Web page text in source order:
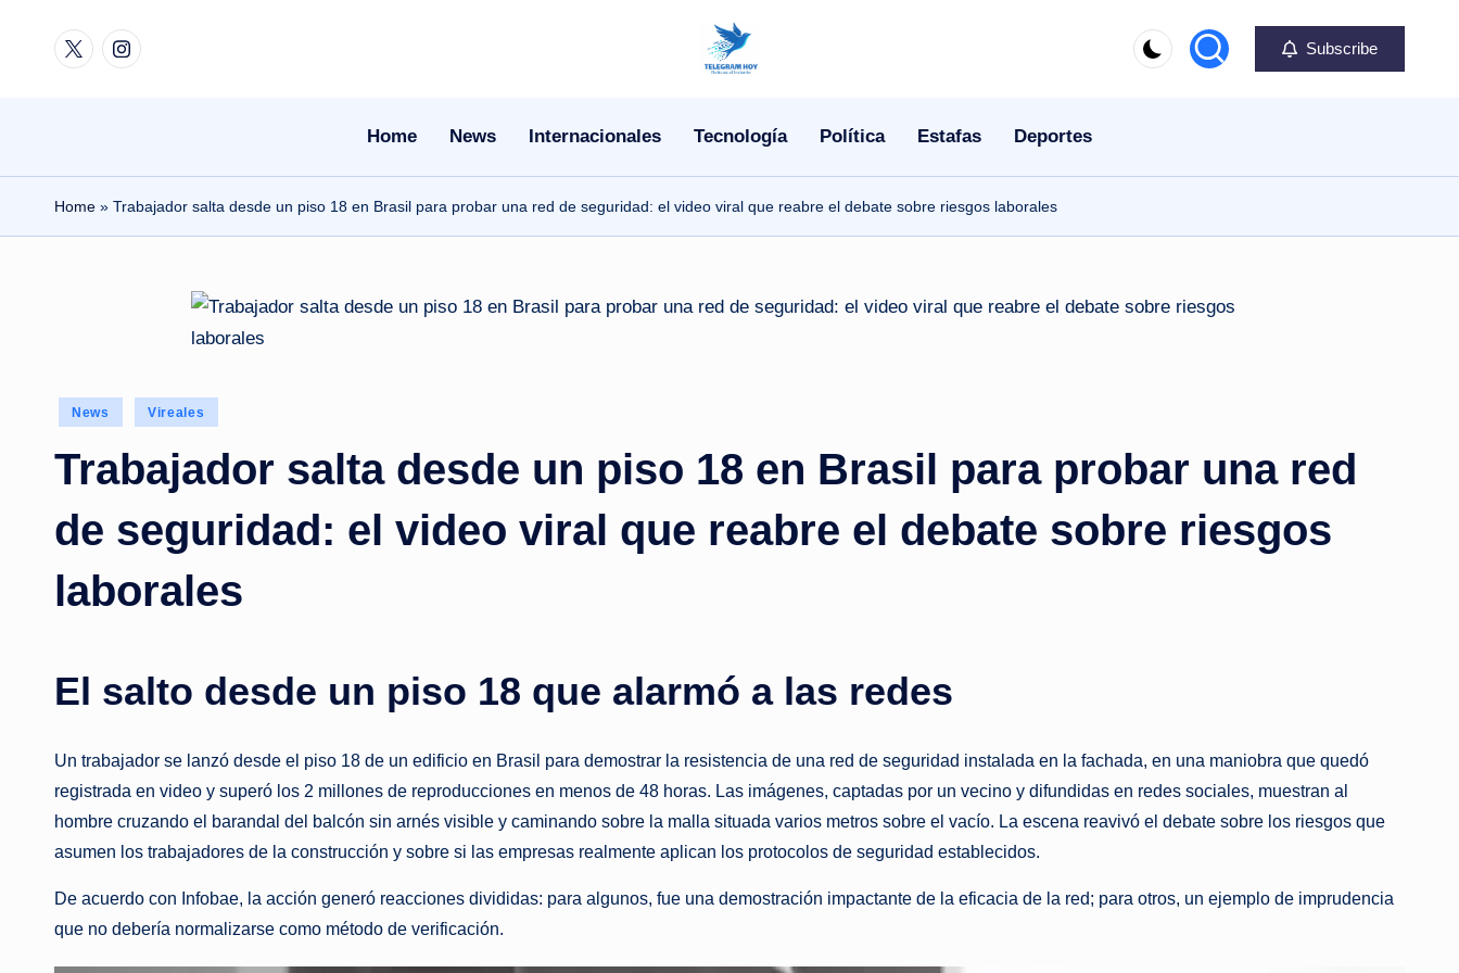
TwitterInstagram
N
i
e
N
o
a
s
a
l
i
Subscribe
Home News Internacionales Tecnología Política Estafas Deportes
Home » Trabajador salta desde un piso 18 en Brasil para probar una red de seguridad: el video viral que reabre el debate sobre riesgos laborales
Posted
News Vireales
Trabajador salta desde un piso 18 en Brasil para probar una red
de seguridad: el video viral que reabre el debate sobre riesgos
laborales
El salto desde un piso 18 que alarmó a las redes
Un trabajador se lanzó desde el piso 18 de un edificio en Brasil para demostrar la resistencia de una red de seguridad instalada en la fachada, en una maniobra que quedó
registrada en video y superó los 2 millones de reproducciones en menos de 48 horas. Las imágenes, captadas por un vecino y difundidas en redes sociales, muestran al
hombre cruzando el barandal del balcón sin arnés visible y caminando sobre la malla situada varios metros sobre el vacío. La escena reavivó el debate sobre los riesgos que
asumen los trabajadores de la construcción y sobre si las empresas realmente aplican los protocolos de seguridad establecidos.
De acuerdo con Infobae, la acción generó reacciones divididas: para algunos, fue una demostración impactante de la eficacia de la red; para otros, un ejemplo de imprudencia
que no debería normalizarse como método de verificación.